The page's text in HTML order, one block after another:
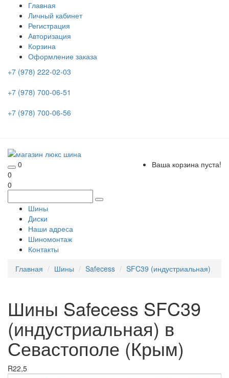
Главная
Личный кабинет
Регистрация
Авторизация
Корзина
Оформление заказа
+7 (978) 222-02-03
+7 (978) 700-06-51
+7 (978) 700-06-56
0
Ваша корзина пуста!
0
0
Шины
Диски
Наши адреса
Шиномонтаж
Контакты
Главная
Шины Safecess SFC39 (индустриальная)
Шины Safecess SFC39
(индустриальная) в
Севастополе (Крым)
R22,5